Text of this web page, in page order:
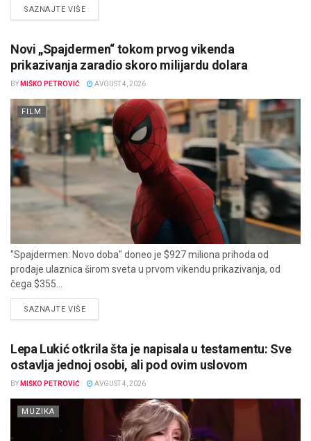
SAZNAJTE VIŠEDETAILS
Novi „Spajdermen“ tokom prvog vikenda
prikazivanja zaradio skoro milijardu dolara
BY MIŠKO PETROVIĆ AVGUST 4, 2026
FILM
"Spajdermen: Novo doba" doneo je $927 miliona prihoda od
prodaje ulaznica širom sveta u prvom vikendu prikazivanja, od
čega $355...
SAZNAJTE VIŠEDETAILS
Lepa Lukić otkrila šta je napisala u testamentu: Sve
ostavlja jednoj osobi, ali pod ovim uslovom
BY MIŠKO PETROVIĆ AVGUST 4, 2026
MUZIKA